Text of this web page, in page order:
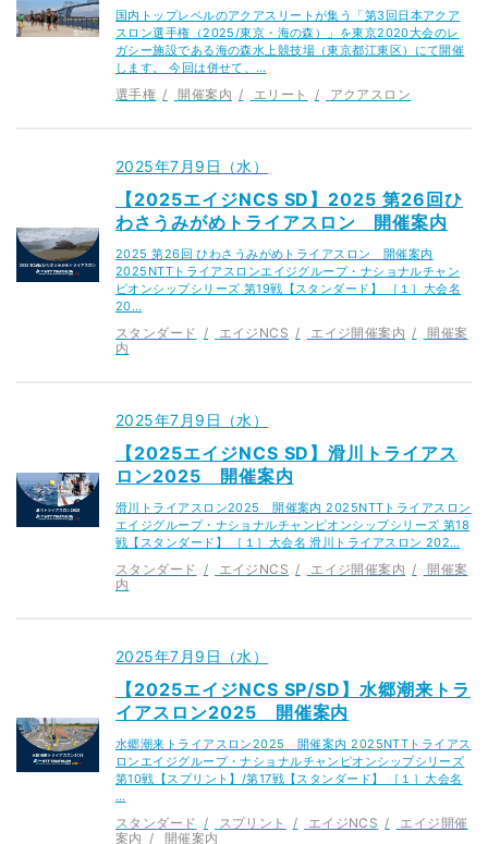
国内トップレベルのアクアスリートが集う「第3回日本アクア
スロン選手権（2025/東京・海の森）」を東京2020大会のレ
ガシー施設である海の森水上競技場（東京都江東区）にて開催
します。 今回は併せて、…
選手権 開催案内 エリート アクアスロン
2025年7月9日（水）
【2025エイジNCS SD】2025 第26回ひ
わさうみがめトライアスロン 開催案内
2025 第26回 ひわさうみがめトライアスロン 開催案内
2025NTTトライアスロンエイジグループ・ナショナルチャン
ピオンシップシリーズ 第19戦【スタンダード】 ［１］大会名
20…
スタンダード エイジNCS エイジ開催案内
開催案
内
2025年7月9日（水）
【2025エイジNCS SD】滑川トライアス
ロン2025 開催案内
滑川トライアスロン2025 開催案内 2025NTTトライアスロン
エイジグループ・ナショナルチャンピオンシップシリーズ 第18
戦【スタンダード】 ［１］大会名 滑川トライアスロン 202…
スタンダード エイジNCS エイジ開催案内
開催案
内
2025年7月9日（水）
【2025エイジNCS SP/SD】水郷潮来トラ
イアスロン2025 開催案内
水郷潮来トライアスロン2025 開催案内 2025NTTトライアス
ロンエイジグループ・ナショナルチャンピオンシップシリーズ
第10戦【スプリント】/第17戦【スタンダード】 ［１］大会名
…
スタンダード スプリント エイジNCS
エイジ開催
案内
開催案内